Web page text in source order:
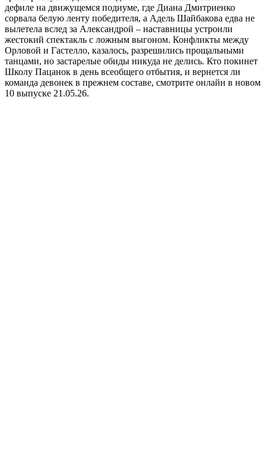
дефиле на движущемся подиуме, где Диана Дмитриенко
сорвала белую ленту победителя, а Адель Шайбакова едва не
вылетела вслед за Александрой – наставницы устроили
жестокий спектакль с ложным выгоном. Конфликты между
Орловой и Гастелло, казалось, разрешились прощальными
танцами, но застарелые обиды никуда не делись. Кто покинет
Школу Пацанок в день всеобщего отбытия, и вернется ли
команда девонек в прежнем составе, смотрите онлайн в новом
10 выпуске 21.05.26.